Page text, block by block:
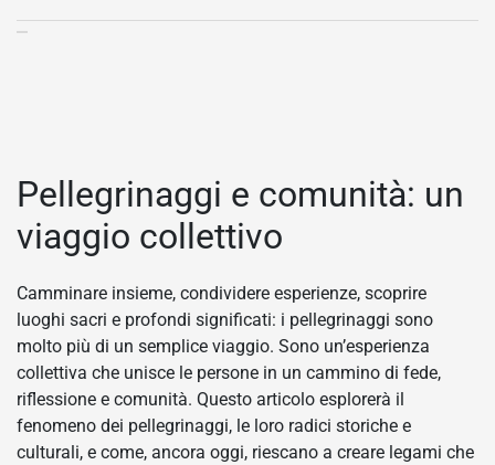
Pellegrinaggi e comunità: un
viaggio collettivo
Camminare insieme, condividere esperienze, scoprire
luoghi sacri e profondi significati: i pellegrinaggi sono
molto più di un semplice viaggio. Sono un’esperienza
collettiva che unisce le persone in un cammino di fede,
riflessione e comunità. Questo articolo esplorerà il
fenomeno dei pellegrinaggi, le loro radici storiche e
culturali, e come, ancora oggi, riescano a creare legami che